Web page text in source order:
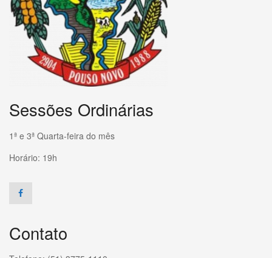
Sessões Ordinárias
1ª e 3ª Quarta-feira do mês
Horário: 19h
Contato